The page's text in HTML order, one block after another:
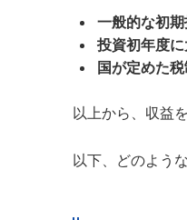
一般的な初
投資初年度
国が定めた
以上から、収益
以下、どのよう